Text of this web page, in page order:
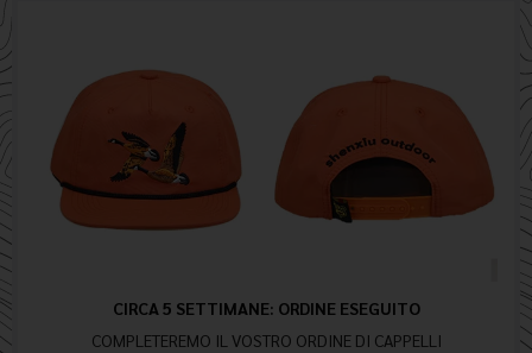
CIRCA 5 SETTIMANE: ORDINE ESEGUITO
COMPLETEREMO IL VOSTRO ORDINE DI CAPPELLI